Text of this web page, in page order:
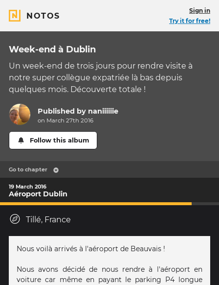
NOTOS
Sign in
Try it for free!
Week-end à Dublin
Un week-end de trois jours pour rendre visite à
notre super collègue expatriée là bas depuis
quelques mois. Découverte totale !
Published by naniiiiiie
on March 27th 2016
Follow this album
Go to chapter
19 March 2016
Aéroport Dublin
Tillé, France
Nous voilà arrivés à l'aéroport de Beauvais !
Nous avons décidé de nous rendre à l'aéroport en
voiture car même en payant le parking P4 longue